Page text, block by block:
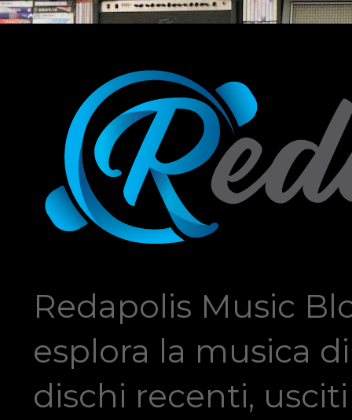
Redapolis Music
esplora la musica
dischi recenti,